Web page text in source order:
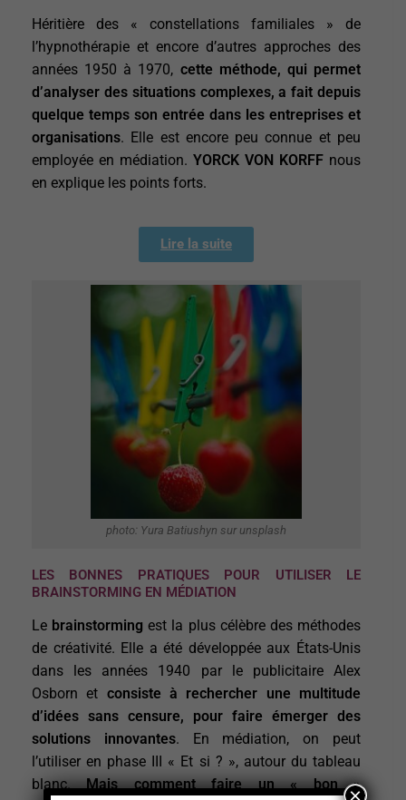
Héritière des « constellations familiales » de
l’hypnothérapie et encore d’autres approches des
années 1950 à 1970, cette méthode, qui permet
d’analyser des situations complexes, a fait depuis
quelque temps son entrée dans les entreprises et
organisations. Elle est encore peu connue et peu
employée en médiation. YORCK VON KORFF nous
en explique les points forts.
Lire la suite
photo: Yura Batiushyn sur unsplash
LES BONNES PRATIQUES POUR UTILISER LE
BRAINSTORMING EN MÉDIATION
Le brainstorming est la plus célèbre des méthodes
de créativité. Elle a été développée aux États-Unis
dans les années 1940 par le publicitaire Alex
Osborn et consiste à rechercher une multitude
d’idées sans censure, pour faire émerger des
solutions innovantes. En médiation, on peut
l’utiliser en phase III « Et si ? », autour du tableau
blanc.Mais comment faire un « bon »